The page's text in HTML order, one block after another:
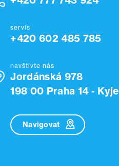
servis
+420 602 485 785
navštivte nás
Jordánská 978
198 00 Praha 14 - Kyje
Navigovat